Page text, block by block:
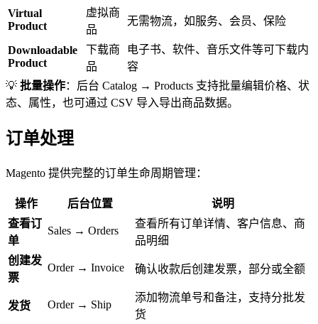
Virtual
Product
虚拟商
品
无需物流，如服务、会员、保险
Downloadable
Product
下载商
品
电子书、软件、音乐文件等可下载内
容
💡 批量操作：后台 Catalog → Products 支持批量编辑价格、状
态、属性，也可通过 CSV 导入导出商品数据。
订单处理
Magento 提供完整的订单生命周期管理：
操作 后台位置
说明
查看订
单
Sales → Orders
查看所有订单详情、客户信息、商
品明细
创建发
票
Order → Invoice 确认收款后创建发票，部分或全额
发货 Order → Ship
添加物流单号和备注，支持分批发
货